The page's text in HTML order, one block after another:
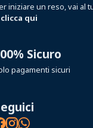
iniziare un reso, vai al
clicca qui
Sicuro
pagamenti sicuri